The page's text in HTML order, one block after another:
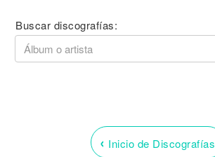
Buscar discografías:
‹ Inicio de Discografías